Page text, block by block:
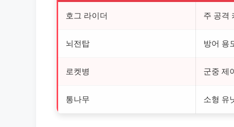
호그 라이더 주 공격
뇌전탑 방어 용
로켓병 군중 제
통나무 소형 유